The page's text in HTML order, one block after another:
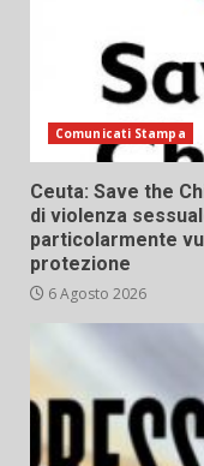
Comunicati Stampa
Ceuta: Save the
di violenza
particolarmente
protezione
6 Agosto 2026